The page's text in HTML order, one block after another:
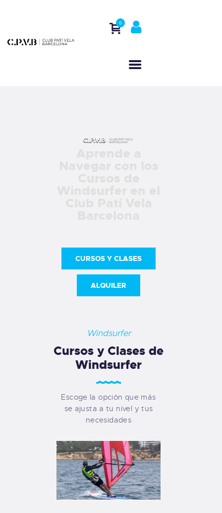
0
CURSOS Y CLASES
ALQUILER
Windsurfer
Cursos y Clases de
Windsurfer
Escoge la opción que más
se ajusta a tu nivel y tus
necesidades